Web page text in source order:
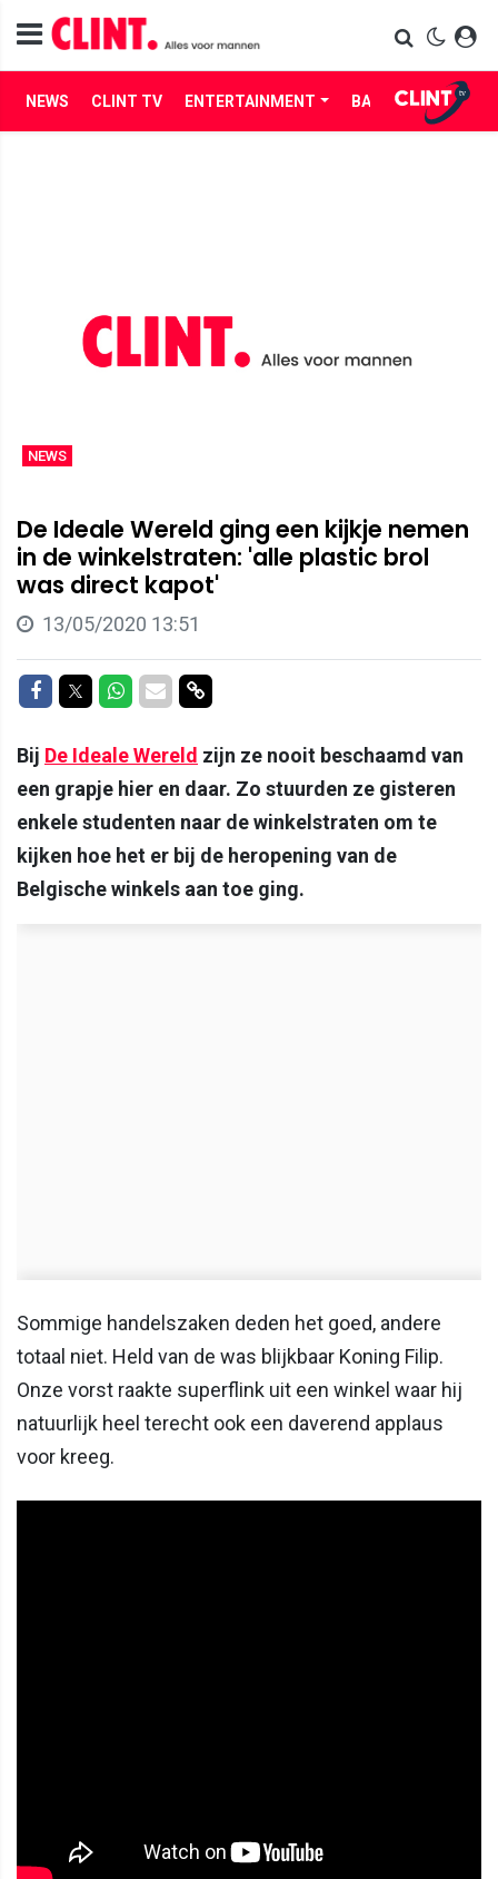
NEWS CLINT TV ENTERTAINMENT BABES LIFE
NEWS
De Ideale Wereld ging een kijkje nemen
in de winkelstraten: 'alle plastic brol
was direct kapot'
13/05/2020 13:51
Delen op Facebook
Delen op Twitter
Delen op Whatsapp
Delen via Mail
Delen via link
Bij De Ideale Wereld zijn ze nooit beschaamd van
een grapje hier en daar. Zo stuurden ze gisteren
enkele studenten naar de winkelstraten om te
kijken hoe het er bij de heropening van de
Belgische winkels aan toe ging.
Sommige handelszaken deden het goed, andere
totaal niet. Held van de was blijkbaar Koning Filip.
Onze vorst raakte superflink uit een winkel waar hij
natuurlijk heel terecht ook een daverend applaus
voor kreeg.